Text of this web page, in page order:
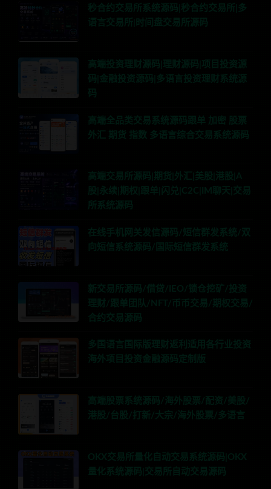
秒合约交易所系统源码|秒合约交易所|多
语言交易所|时间盘交易所源码
高端投资理财源码|理财源码|项目投资源
码|金融投资源码|多语言投资理财系统源
码
高端全品类交易系统源码跟单 加密 股票
外汇 期货 指数 多语言综合交易系统源码
高端交易所源码|期货|外汇|美股|港股|A
股|永续|期权|跟单|闪兑|C2C|IM聊天|交易
所系统源码
在线手机网关发信源码/短信群发系统/双
向短信系统源码/国际短信群发系统
新交易所源码/借贷/IEO/锁仓挖矿/投资
理财/跟单团队/NFT/币币交易/期权交易/
合约交易源码
多国语言国际版理财返利适用各行业投资
海外项目投资金融源码定制版
高端股票系统源码/海外股票/配资/美股/
港股/台股/打新/大宗/海外股票/多语言
OKX交易所量化自动交易系统源码|OKX
量化系统源码|交易所自动交易源码